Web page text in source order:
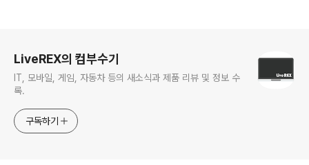
LiveREX의 컴부수기
IT, 모바일, 게임, 자동차 등의 새소식과 제품 리뷰 및 정보 수
록.
구독하기